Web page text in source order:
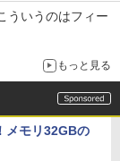
ういうのはフィー
もっと見る
メモリ32GBの